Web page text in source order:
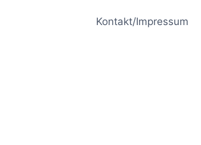
Kontakt/Impressum